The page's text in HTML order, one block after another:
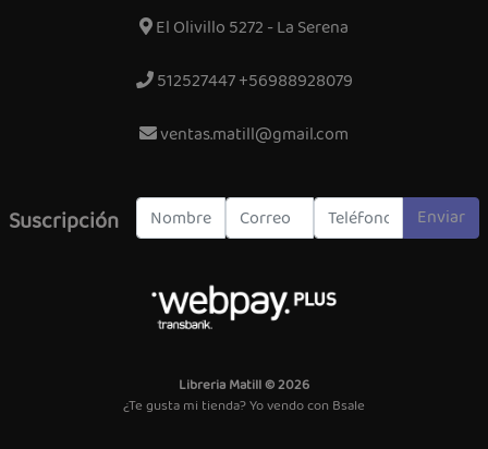
El Olivillo 5272 - La Serena
512527447 +56988928079
ventas.matill@gmail.com
Suscripción Enviar
Libreria Matill © 2026
¿Te gusta mi tienda? Yo vendo con Bsale